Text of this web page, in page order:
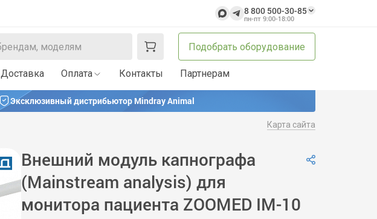
8 800 500-30-85
пн-пт 9:00-18:00
Подобрать оборудование
Доставка Оплата Контакты Партнерам
Эксклюзивный дистрибьютор Mindray Animal
Карта сайта
Внешний модуль капнографа
(Mainstream analysis) для
монитора пациента ZOOMED IM-10